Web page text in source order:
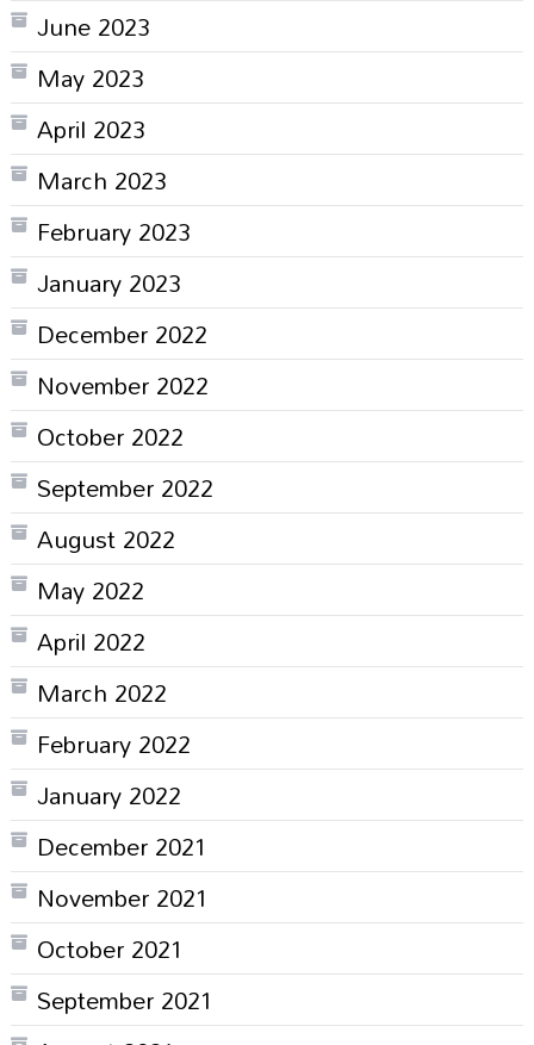
June 2023
May 2023
April 2023
March 2023
February 2023
January 2023
December 2022
November 2022
October 2022
September 2022
August 2022
May 2022
April 2022
March 2022
February 2022
January 2022
December 2021
November 2021
October 2021
September 2021